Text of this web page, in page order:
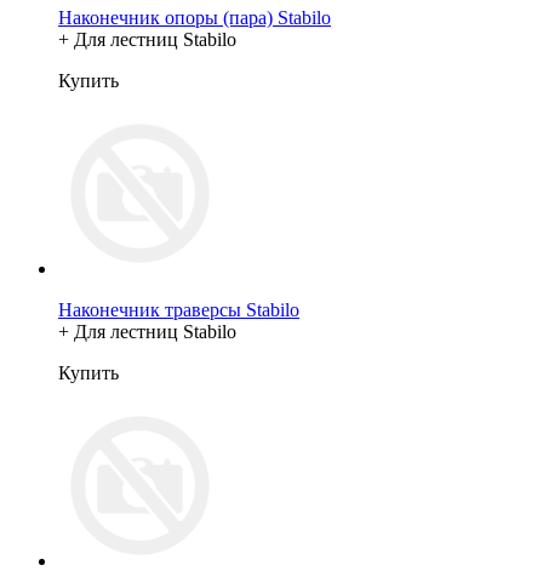
Наконечник опоры (пара) Stabilo
+ Для лестниц Stabilo
Купить
Наконечник траверсы Stabilo
+ Для лестниц Stabilo
Купить